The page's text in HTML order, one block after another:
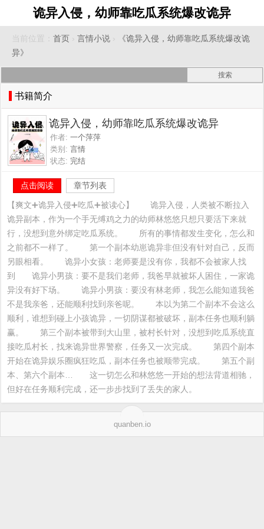
诡异入侵，幼师靠吃瓜系统爆改诡异
当前位置： 首页 › 言情小说 ›
《诡异入侵，幼师靠吃瓜系统爆改诡
异》
书籍简介
诡异入侵，幼师靠吃瓜系统爆改诡异
作者: 一个萍萍
类别: 言情
状态: 完结
点击阅读 章节列表
【爽文➕诡异入侵➕吃瓜➕被读心】　　诡异入侵，人类被不断拉入
诡异副本，作为一个手无缚鸡之力的幼师林悠悠只想只要活下来就
行，没想到意外绑定吃瓜系统。　　所有的事情都发生变化，怎么和
之前都不一样了。　　第一个副本幼崽诡异非但没有针对自己，反而
另眼相看。　　诡异小女孩：老师要是没有你，我都不会被家人找
到　　诡异小男孩：要不是我们老师，我爸早就被坏人困住，一家诡
异没有好下场。　　诡异小男孩：要没有林老师，我怎么能知道我爸
不是我亲爸，还能顺利找到亲爸呢。　　本以为第二个副本不会这么
顺利，谁想到碰上小孩诡异，一切阴谋都被破坏，副本任务也顺利躺
赢。　　第三个副本被带到大山里，被村长针对，没想到吃瓜系统直
接吃瓜村长，找来诡异世界警察，任务又一次完成。　　第四个副本
开始在诡异娱乐圈疯狂吃瓜，副本任务也被顺带完成。　　第五个副
本、第六个副本…　　这一切怎么和林悠悠一开始的想法背道相驰，
但好在任务顺利完成，还一步步找到了丢失的家人。
quanben.io